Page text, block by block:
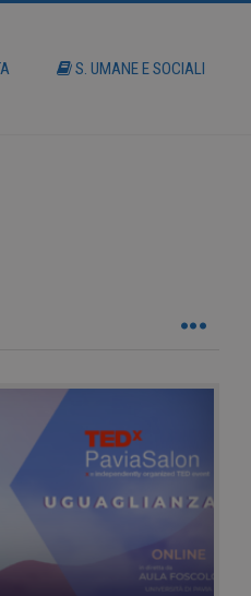
S. UMANE E SOCIALI